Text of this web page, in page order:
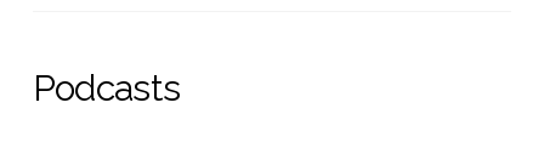
Podcasts